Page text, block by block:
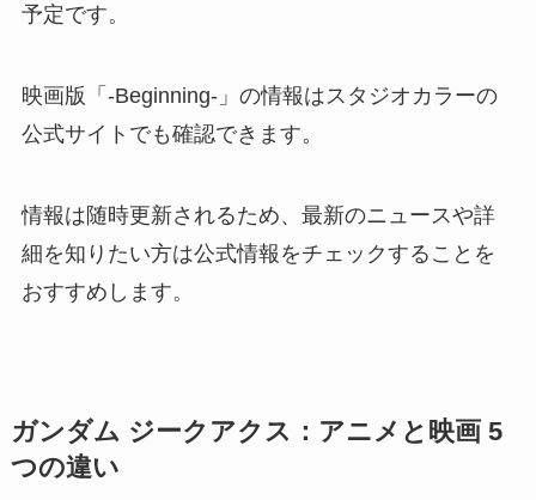
予定です。
映画版「-Beginning-」の情報はスタジオカラーの
公式サイトでも確認できます。
情報は随時更新されるため、最新のニュースや詳
細を知りたい方は公式情報をチェックすることを
おすすめします。
ガンダム ジークアクス：アニメと映画 5
つの違い